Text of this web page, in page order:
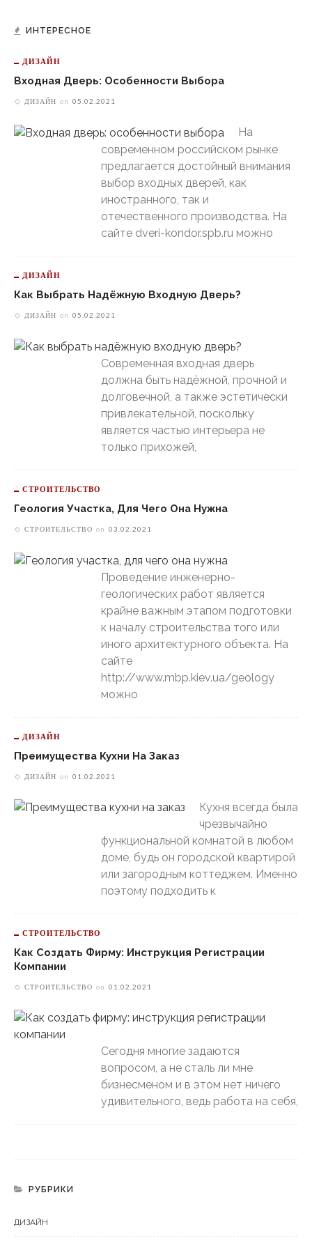
ИНТЕРЕСНОЕ
ДИЗАЙН
Входная Дверь: Особенности Выбора
ДИЗАЙН on 05.02.2021
На
современном российском рынке
предлагается достойный внимания
выбор входных дверей, как
иностранного, так и
отечественного производства. На
сайте dveri-kondor.spb.ru можно
ДИЗАЙН
Как Выбрать Надёжную Входную Дверь?
ДИЗАЙН on 05.02.2021
Современная входная дверь
должна быть надёжной, прочной и
долговечной, а также эстетически
привлекательной, поскольку
является частью интерьера не
только прихожей,
СТРОИТЕЛЬСТВО
Геология Участка, Для Чего Она Нужна
СТРОИТЕЛЬСТВО on 03.02.2021
Проведение инженерно-
геологических работ является
крайне важным этапом подготовки
к началу строительства того или
иного архитектурного объекта. На
сайте
http://www.mbp.kiev.ua/geology
можно
ДИЗАЙН
Преимущества Кухни На Заказ
ДИЗАЙН on 01.02.2021
Кухня всегда была
чрезвычайно
функциональной комнатой в любом
доме, будь он городской квартирой
или загородным коттеджем. Именно
поэтому подходить к
СТРОИТЕЛЬСТВО
Как Создать Фирму: Инструкция Регистрации
Компании
СТРОИТЕЛЬСТВО on 01.02.2021
Сегодня многие задаются
вопросом, а не сталь ли мне
бизнесменом и в этом нет ничего
удивительного, ведь работа на себя,
РУБРИКИ
ДИЗАЙН